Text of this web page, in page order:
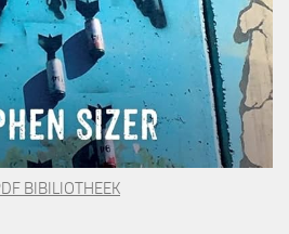
BIBILIOTHEEK